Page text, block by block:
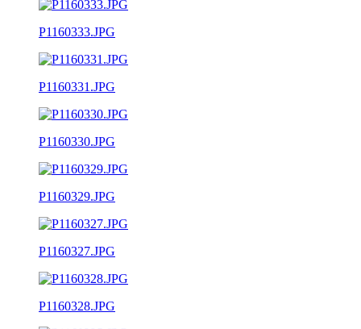
P1160333.JPG
P1160331.JPG
P1160330.JPG
P1160329.JPG
P1160327.JPG
P1160328.JPG